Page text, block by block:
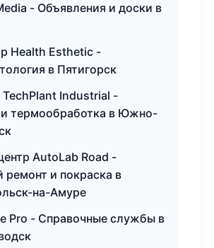
- Объявления и доски в
Health Esthetic -
в Пятигорск
Industrial -
термообработка в Южно-
AutoLab Road -
ремонт и покраска в
на-Амуре
Pro - Справочные службы в